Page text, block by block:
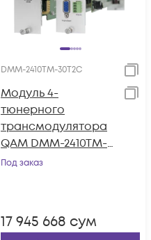
DMM-2410TM-30T2C
Модуль 4-
тюнерного
трансмодулятора
QAM DMM-2410TM-
30T2C (4 PLP DVB-T2
Под заказ
17 945 668 сум